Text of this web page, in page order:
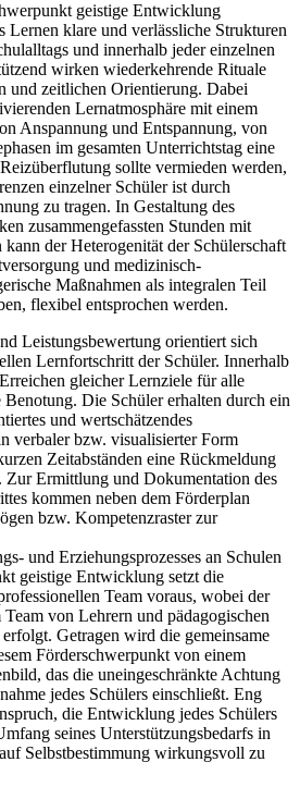
geistige Entwicklung
Lernen klare und verlässliche Strukturen
und innerhalb jeder einzelnen
wirken wiederkehrende Rituale
und zeitlichen Orientierung. Dabei
Lernatmosphäre mit einem
Anspannung und Entspannung, von
im gesamten Unterrichtstag eine
sollte vermieden werden,
einzelner Schüler ist durch
zu tragen. In Gestaltung des
zusammengefassten Stunden mit
kann der Heterogenität der Schülerschaft
und medizinisch-
Maßnahmen als integralen Teil
flexibel entsprochen werden.
Leistungsbewertung orientiert sich
Lernfortschritt der Schüler. Innerhalb
gleicher Lernziele für alle
Die Schüler erhalten durch ein
und wertschätzendes
verbaler bzw. visualisierter Form
Zeitabständen eine Rückmeldung
Zur Ermittlung und Dokumentation des
kommen neben dem Förderplan
bzw. Kompetenzraster zur
und Erziehungsprozesses an Schulen
geistige Entwicklung setzt die
Team voraus, wobei der
von Lehrern und pädagogischen
Getragen wird die gemeinsame
Förderschwerpunkt von einem
das die uneingeschränkte Achtung
jedes Schülers einschließt. Eng
die Entwicklung jedes Schülers
seines Unterstützungsbedarfs in
Selbstbestimmung wirkungsvoll zu